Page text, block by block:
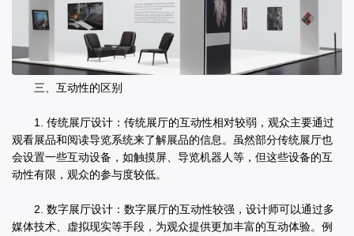
三、互动性的区别
1. 传统展厅设计：传统展厅的互动性相对较弱，观众主要通过
观看展品和阅读导览系统来了解展品的信息。虽然部分传统展厅也
会设置一些互动设备，如触摸屏、导览机器人等，但这些设备的互
动性有限，观众的参与度较低。
2. 数字展厅设计：数字展厅的互动性较强，设计师可以通过多
媒体技术、虚拟现实等手段，为观众提供更加丰富的互动体验。例